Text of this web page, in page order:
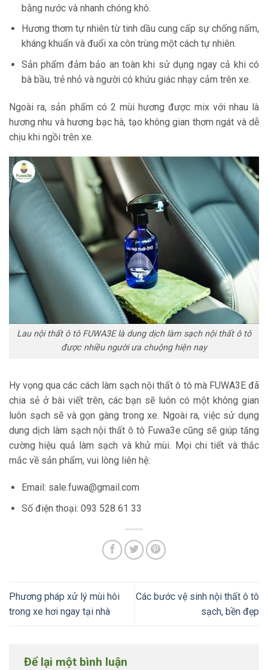
bằng nước và nhanh chóng khô.
Hương thơm tự nhiên từ tinh dầu cung cấp sự chống nấm,
kháng khuẩn và đuổi xa côn trùng một cách tự nhiên.
Sản phẩm đảm bảo an toàn khi sử dụng ngay cả khi có
bà bầu, trẻ nhỏ và người có khứu giác nhạy cảm trên xe.
Ngoài ra, sản phẩm có 2 mùi hương được mix với nhau là
hương nhu và hương bạc hà, tạo không gian thơm ngát và dễ
chịu khi ngồi trên xe.
Lau nội thất ô tô FUWA3E là dung dịch làm sạch nội thất ô tô
được nhiều người ưa chuộng hiện nay
Hy vọng qua các cách làm sạch nội thất ô tô mà FUWA3E đã
chia sẻ ở bài viết trên, các bạn sẽ luôn có một không gian
luôn sạch sẽ và gọn gàng trong xe. Ngoài ra, việc sử dụng
dung dịch làm sạch nội thất ô tô Fuwa3e cũng sẽ giúp tăng
cường hiệu quả làm sạch và khử mùi. Mọi chi tiết và thắc
mắc về sản phẩm, vui lòng liên hệ:
Email: sale.fuwa@gmail.com
Số điện thoại: 093 528 61 33
Phương pháp xử lý mùi hôi
trong xe hơi ngay tại nhà
Các bước vệ sinh nội thất ô tô
sạch, bền đẹp
Để lại một bình luận